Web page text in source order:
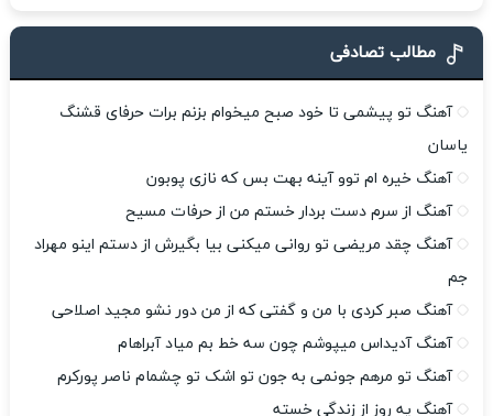
مطالب تصادفی
آهنگ تو پیشمی تا خود صبح میخوام بزنم برات حرفای قشنگ
یاسان
آهنگ خیره ام توو آینه بهت بس که نازی پوبون
آهنگ از سرم دست بردار خستم من از حرفات مسیح
آهنگ چقد مریضی تو روانی میکنی بیا بگیرش از دستم اینو مهراد
جم
آهنگ صبر کردی با من و گفتی که از من دور نشو مجید اصلاحی
آهنگ آدیداس میپوشم چون سه خط بم میاد آبراهام
آهنگ تو مرهم جونمی به جون تو اشک تو چشمام ناصر پورکرم
آهنگ یه روز از زندگی خسته